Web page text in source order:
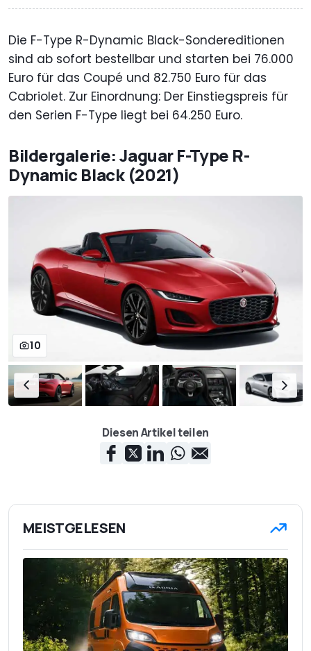
Die F-Type R-Dynamic Black-Sondereditionen
sind ab sofort bestellbar und starten bei 76.000
Euro für das Coupé und 82.750 Euro für das
Cabriolet. Zur Einordnung: Der Einstiegspreis für
den Serien F-Type liegt bei 64.250 Euro.
Bildergalerie: Jaguar F-Type R-
Dynamic Black (2021)
10
Diesen Artikel teilen
MEISTGELESEN